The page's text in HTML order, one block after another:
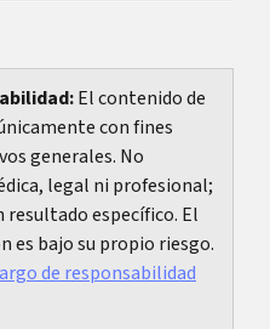
seguimiento en
la evolución de
El contenido de
con fines
generales. No
legal ni profesional;
específico. El
es bajo su propio riesgo.
de responsabilidad